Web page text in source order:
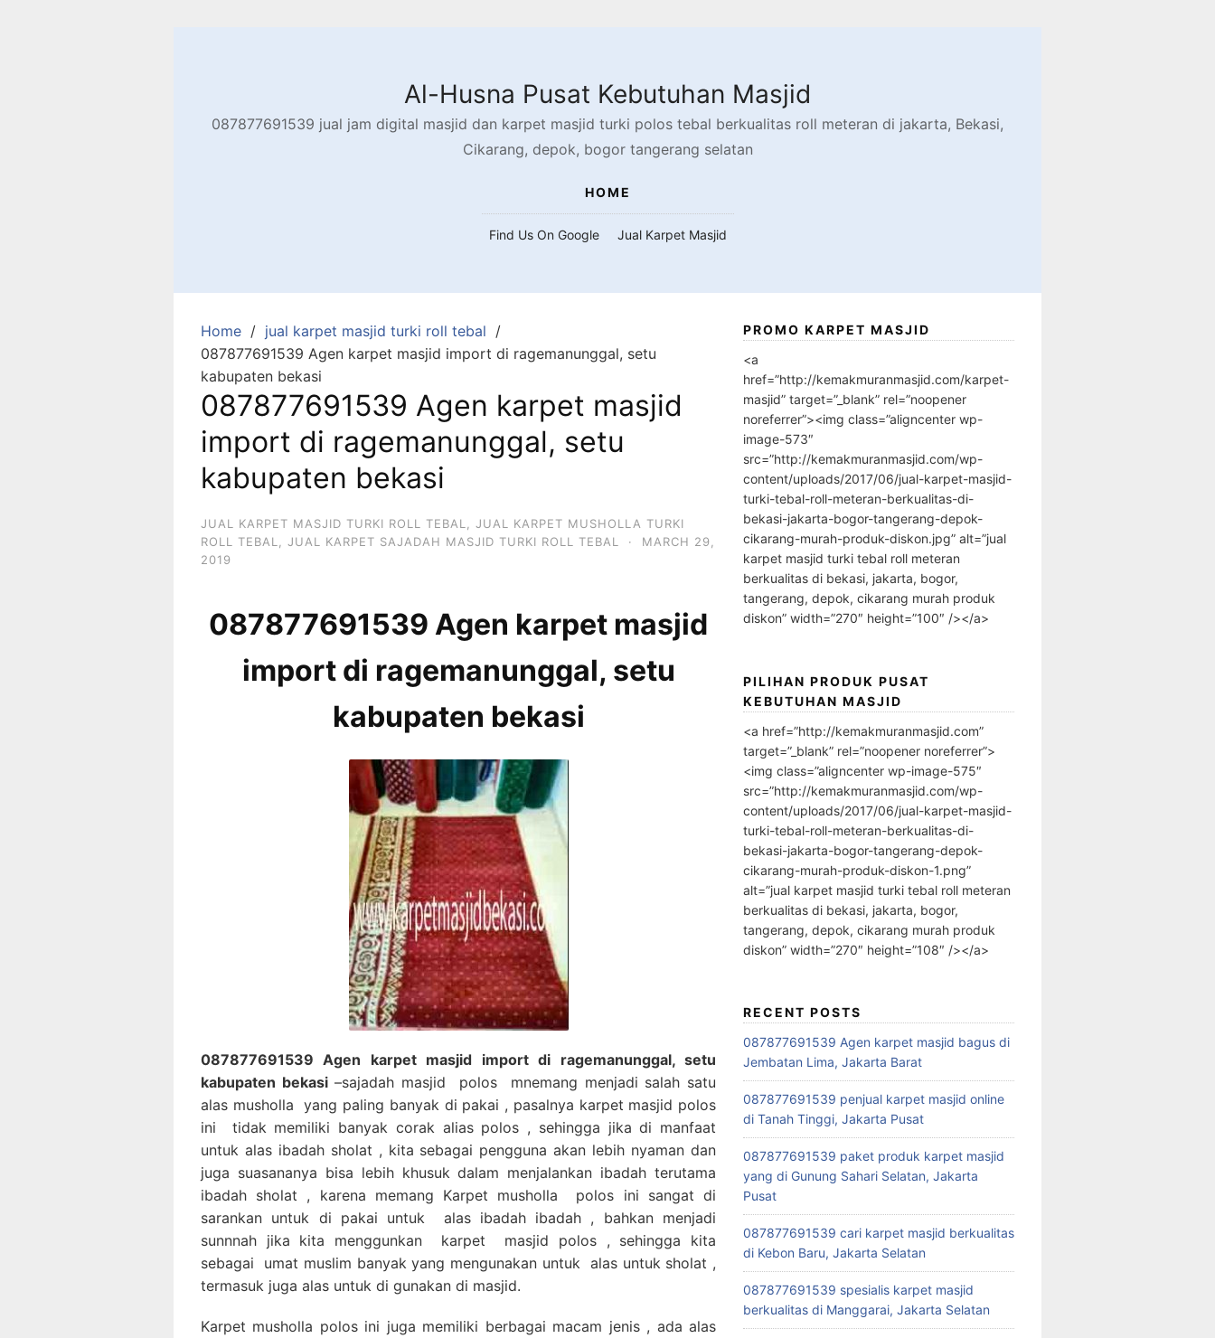
Al-Husna Pusat Kebutuhan Masjid
087877691539 jual jam digital masjid dan karpet masjid turki polos tebal berkualitas roll meteran di jakarta, Bekasi,
Cikarang, depok, bogor tangerang selatan
HOME
Find Us On Google Jual Karpet Masjid
Home
jual karpet masjid turki roll tebal
087877691539 Agen karpet masjid import di ragemanunggal, setu
kabupaten bekasi
087877691539 Agen karpet masjid
import di ragemanunggal, setu
kabupaten bekasi
JUAL KARPET MASJID TURKI ROLL TEBAL
JUAL KARPET MUSHOLLA TURKI
ROLL TEBAL
JUAL KARPET SAJADAH MASJID TURKI ROLL TEBAL ·
MARCH 29,
2019
087877691539 Agen karpet masjid
import di ragemanunggal, setu
kabupaten bekasi
087877691539 Agen karpet masjid import di ragemanunggal, setu
kabupaten bekasi–sajadah masjid polos mnemang menjadi salah satu
alas musholla yang paling banyak di pakai , pasalnya karpet masjid polos
ini tidak memiliki banyak corak alias polos , sehingga jika di manfaat
untuk alas ibadah sholat , kita sebagai pengguna akan lebih nyaman dan
juga suasananya bisa lebih khusuk dalam menjalankan ibadah terutama
ibadah sholat , karena memang Karpet musholla polos ini sangat di
sarankan untuk di pakai untuk alas ibadah ibadah , bahkan menjadi
sunnnah jika kita menggunkan karpet masjid polos , sehingga kita
sebagai umat muslim banyak yang mengunakan untuk alas untuk sholat ,
termasuk juga alas untuk di gunakan di masjid.
Karpet musholla polos ini juga memiliki berbagai macam jenis , ada alas
PROMO KARPET MASJID
<a
href=”http://kemakmuranmasjid.com/karpet-
masjid” target=”_blank” rel=”noopener
noreferrer”><img class=”aligncenter wp-
image-573″
src=”http://kemakmuranmasjid.com/wp-
content/uploads/2017/06/jual-karpet-masjid-
turki-tebal-roll-meteran-berkualitas-di-
bekasi-jakarta-bogor-tangerang-depok-
cikarang-murah-produk-diskon.jpg” alt=”jual
karpet masjid turki tebal roll meteran
berkualitas di bekasi, jakarta, bogor,
tangerang, depok, cikarang murah produk
diskon” width=”270″ height=”100″ /></a>
PILIHAN PRODUK PUSAT
KEBUTUHAN MASJID
<a href=”http://kemakmuranmasjid.com”
target=”_blank” rel=”noopener noreferrer”>
<img class=”aligncenter wp-image-575″
src=”http://kemakmuranmasjid.com/wp-
content/uploads/2017/06/jual-karpet-masjid-
turki-tebal-roll-meteran-berkualitas-di-
bekasi-jakarta-bogor-tangerang-depok-
cikarang-murah-produk-diskon-1.png”
alt=”jual karpet masjid turki tebal roll meteran
berkualitas di bekasi, jakarta, bogor,
tangerang, depok, cikarang murah produk
diskon” width=”270″ height=”108″ /></a>
RECENT POSTS
087877691539 Agen karpet masjid bagus di
Jembatan Lima, Jakarta Barat
087877691539 penjual karpet masjid online
di Tanah Tinggi, Jakarta Pusat
087877691539 paket produk karpet masjid
yang di Gunung Sahari Selatan, Jakarta
Pusat
087877691539 cari karpet masjid berkualitas
di Kebon Baru, Jakarta Selatan
087877691539 spesialis karpet masjid
berkualitas di Manggarai, Jakarta Selatan